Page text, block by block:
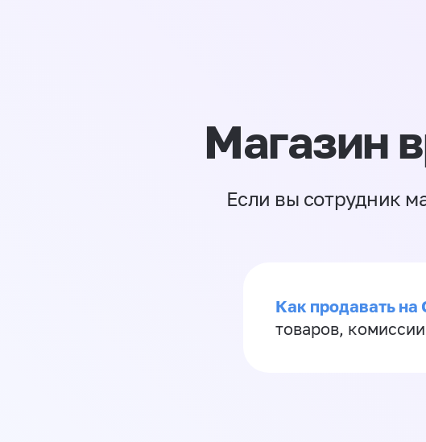
Магазин
Если вы сотрудник
Как продавать на
товаров,